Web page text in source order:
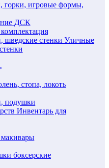
горки, игровые формы,
ДСК
Уличные
стопа, локоть
подушки
Инвентарь для
боксерские